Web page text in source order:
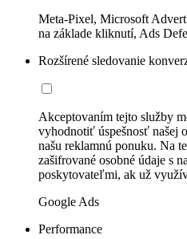
Meta-Pixel, Microsoft
na základe kliknutí, Ads
Rozšírené sledovanie
Akceptovaním tejto služby
vyhodnotiť úspešnosť našej
našu reklamnú ponuku. Na
zašifrované osobné údaje s
poskytovateľmi, ak už
Google Ads
Performance